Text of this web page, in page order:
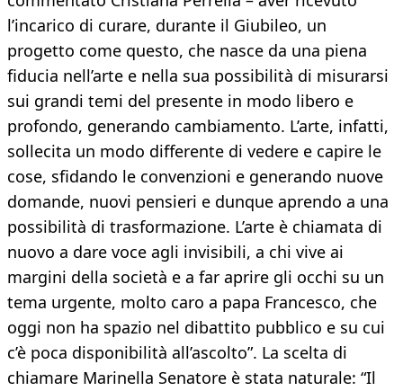
l’incarico di curare, durante il Giubileo, un
progetto come questo, che nasce da una piena
fiducia nell’arte e nella sua possibilità di misurarsi
sui grandi temi del presente in modo libero e
profondo, generando cambiamento. L’arte, infatti,
sollecita un modo differente di vedere e capire le
cose, sfidando le convenzioni e generando nuove
domande, nuovi pensieri e dunque aprendo a una
possibilità di trasformazione. L’arte è chiamata di
nuovo a dare voce agli invisibili, a chi vive ai
margini della società e a far aprire gli occhi su un
tema urgente, molto caro a papa Francesco, che
oggi non ha spazio nel dibattito pubblico e su cui
c’è poca disponibilità all’ascolto”. La scelta di
chiamare Marinella Senatore è stata naturale: “Il